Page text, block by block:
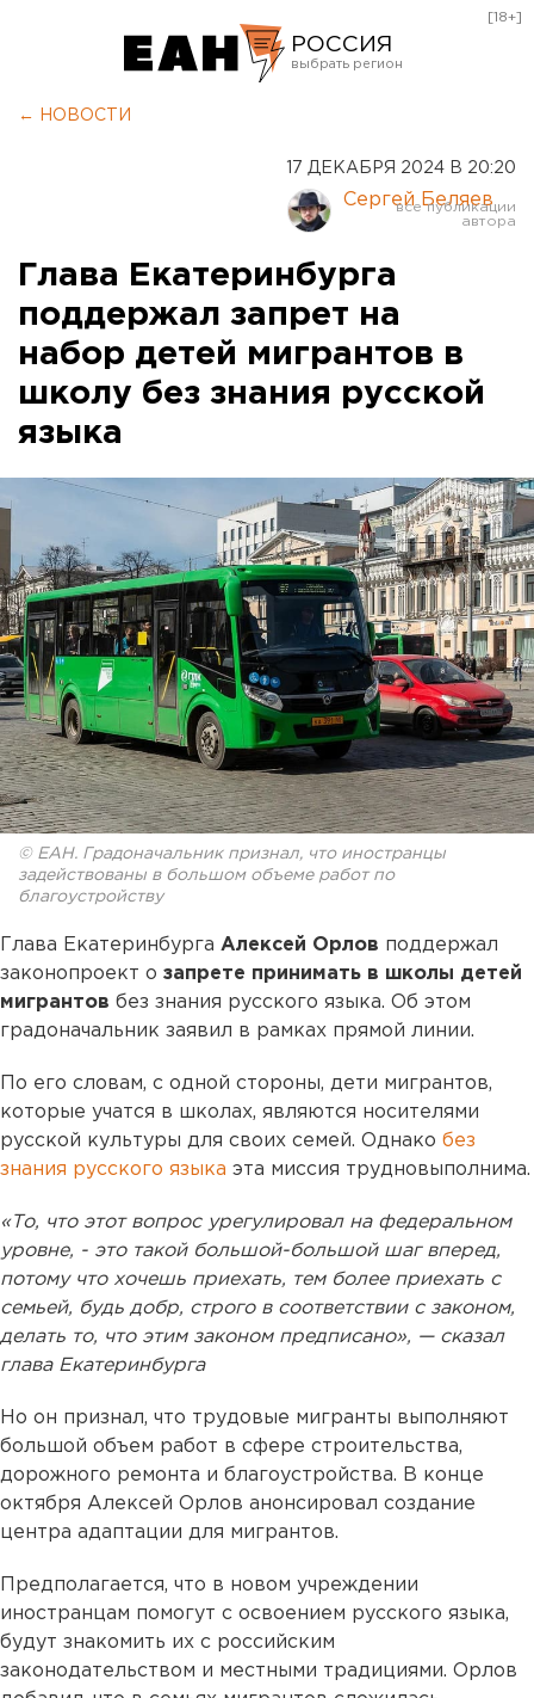
РОССИЯ
Курган
Оренбург
[18+]
← НОВОСТИ
17 ДЕКАБРЯ 2024 В 20:20
Сергей Беляев
Глава Екатеринбурга
поддержал запрет на
набор детей мигрантов в
школу без знания русской
языка
© ЕАН. Градоначальник признал, что иностранцы
задействованы в большом объеме работ по
благоустройству
Глава Екатеринбурга Алексей Орлов поддержал
законопроект о запрете принимать в школы детей
мигрантов без знания русского языка. Об этом
градоначальник заявил в рамках прямой линии.
По его словам, с одной стороны, дети мигрантов,
которые учатся в школах, являются носителями
русской культуры для своих семей. Однако без
знания русского языка эта миссия трудновыполнима.
«То, что этот вопрос урегулировал на федеральном
уровне, - это такой большой-большой шаг вперед,
потому что хочешь приехать, тем более приехать с
семьей, будь добр, строго в соответствии с законом,
делать то, что этим законом предписано», ­— сказал
глава Екатеринбурга
Но он признал, что трудовые мигранты выполняют
большой объем работ в сфере строительства,
дорожного ремонта и благоустройства. В конце
октября Алексей Орлов анонсировал создание
центра адаптации для мигрантов.
Предполагается, что в новом учреждении
иностранцам помогут с освоением русского языка,
будут знакомить их с российским
законодательством и местными традициями. Орлов